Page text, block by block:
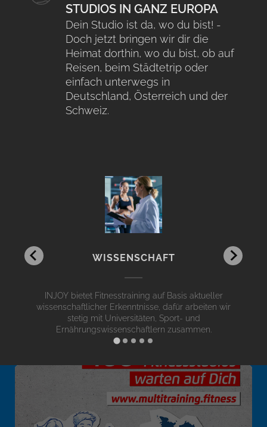
STUDIOS IN GANZ EUROPA
Dein Studio ist da, wo du bist! -
Doch jetzt bringen wir dir die
Heimat dorthin, wo du bist, ob auf
Reisen, beim Städtetrip oder
einfach unterwegs in
Deutschland, Österreich und der
Schweiz.
WISSENSCHAFT
INJOY bietet Fitnesstraining auf Basis aktueller
wissenschaftlicher Erkenntnisse, dafür arbeiten wir
stetig mit Universitäten, Sport- und
Ernährungswissenschaftlern zusammen.
DEIN STUDIO IST DA, WO DU BIST!